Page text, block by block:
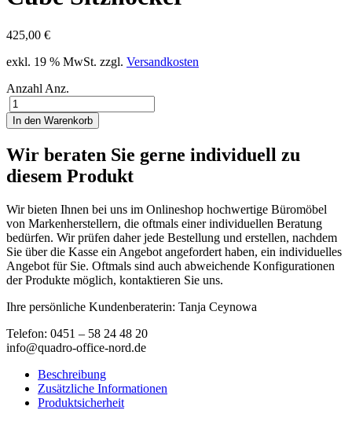
425,00 €
exkl. 19 % MwSt. zzgl. Versandkosten
Anzahl Anz.
In den Warenkorb
Wir beraten Sie gerne individuell zu
diesem Produkt
Wir bieten Ihnen bei uns im Onlineshop hochwertige Büromöbel
von Markenherstellern, die oftmals einer individuellen Beratung
bedürfen. Wir prüfen daher jede Bestellung und erstellen, nachdem
Sie über die Kasse ein Angebot angefordert haben, ein individuelles
Angebot für Sie. Oftmals sind auch abweichende Konfigurationen
der Produkte möglich, kontaktieren Sie uns.
Ihre persönliche Kundenberaterin: Tanja Ceynowa
Telefon: 0451 – 58 24 48 20
info@quadro-office-nord.de
Beschreibung
Zusätzliche Informationen
Produktsicherheit